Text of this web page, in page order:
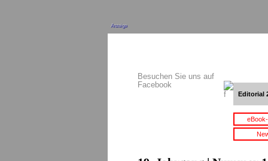
Anzeige
Besuchen Sie uns auf
Facebook
Editorial